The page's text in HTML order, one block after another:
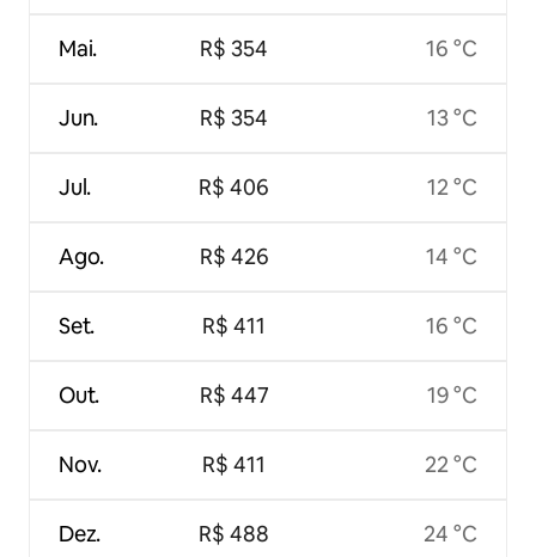
Mai.
Jun.
Jul.
Ago.
Set.
Out.
Nov.
Dez.
R$ 354
R$ 354
R$ 406
R$ 426
R$ 411
R$ 447
R$ 411
R$ 488
16 °C
13 °C
12 °C
14 °C
16 °C
19 °C
22 °C
24 °C